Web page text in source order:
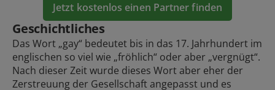
Jetzt kostenlos einen Partner finden
Geschichtliches
Das Wort „gay“ bedeutet bis in das 17. Jahrhundert im
englischen so viel wie „fröhlich“ oder aber „vergnügt“.
Nach dieser Zeit wurde dieses Wort aber eher der
Zerstreuung der Gesellschaft angepasst und es